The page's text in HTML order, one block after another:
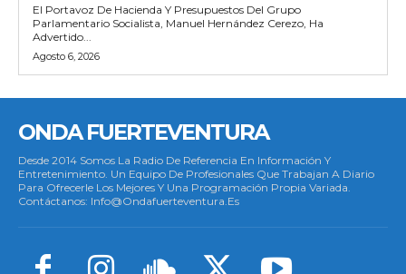
El Portavoz De Hacienda Y Presupuestos Del Grupo
Parlamentario Socialista, Manuel Hernández Cerezo, Ha
Advertido...
Agosto 6, 2026
ONDA FUERTEVENTURA
Desde 2014 Somos La Radio De Referencia En Información Y
Entretenimiento. Un Equipo De Profesionales Que Trabajan A Diario
Para Ofrecerle Los Mejores Y Una Programación Propia Variada.
Contáctanos: Info@ondafuerteventura.es